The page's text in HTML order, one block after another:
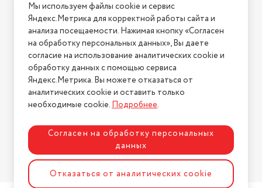
Условия возврата
Нашли ошибку на сайте? Напишите нам
2026 © Интернет-магазин "АстМаркет". У нас есть всё!
Политика конфиденциальности
Разработка сайтаASTDESIGN
Мы используем файлы cookie и сервис
Яндекс.Метрика для корректной работы сайта и
анализа посещаемости. Нажимая кнопку «Согласен
на обработку персональных данных», Вы даете
согласие на использование аналитических cookie и
обработку данных с помощью сервиса
Яндекс.Метрика. Вы можете отказаться от
аналитических cookie и оставить только
необходимые cookie.Подробнее.
Согласен на обработку персональных
данных
Отказаться от аналитических cookie